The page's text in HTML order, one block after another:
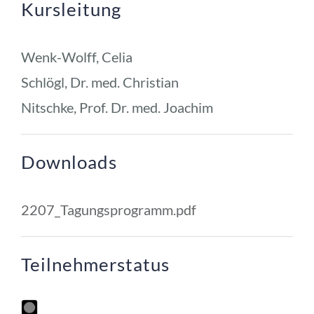
Kursleitung
Wenk-Wolff, Celia
Schlögl, Dr. med. Christian
Nitschke, Prof. Dr. med. Joachim
Downloads
2207_Tagungsprogramm.pdf
Teilnehmerstatus